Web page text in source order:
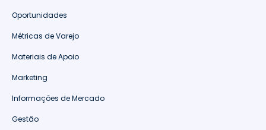
Oportunidades
Métricas de Varejo
Materiais de Apoio
Marketing
Informações de Mercado
Gestão